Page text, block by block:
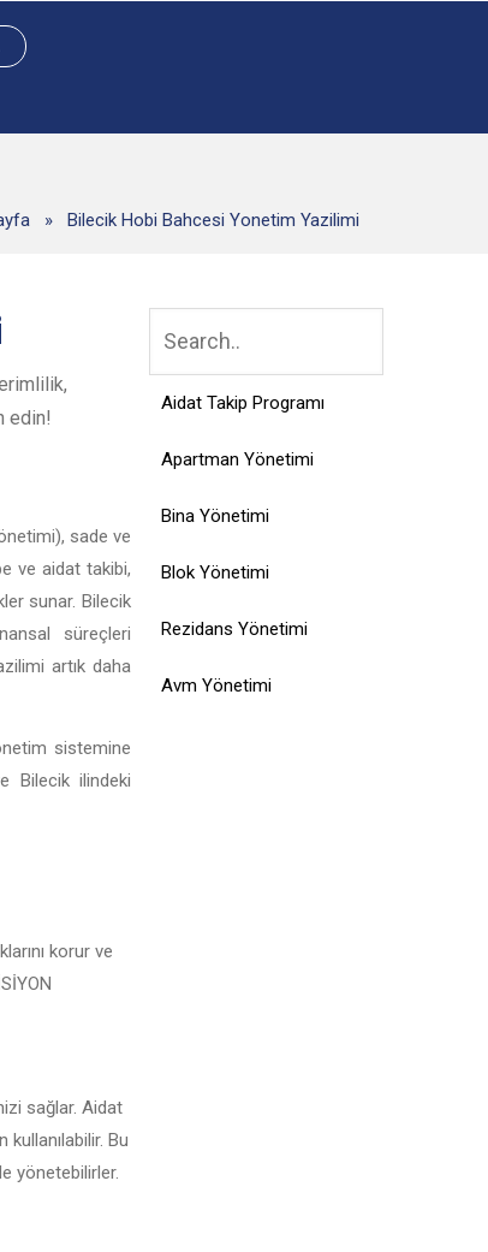
» Bilecik Hobi Bahcesi Yonetim Yazilimi
edin!
sade ve
ve aidat takibi,
sunar. Bilecik
süreçleri
artık daha
sistemine
Bilecik ilindeki
korur ve
sağlar. Aidat
Bu
yönetebilirler.
Aidat Takip Programı
Apartman Yönetimi
Bina Yönetimi
Blok Yönetimi
Rezidans Yönetimi
Avm Yönetimi